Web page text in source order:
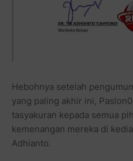
Hebohnya setelah
yang paling akhir ini,
tasyakuran kepada semua
kemenangan mereka di
Adhianto.